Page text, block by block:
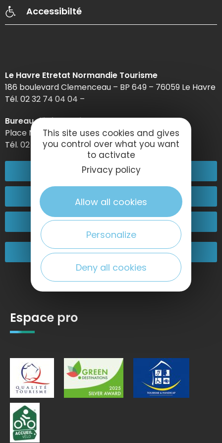
Accessibilté
Le Havre Etretat Normandie Tourisme
186 boulevard Clemenceau – BP 649 – 76059 Le Havre
Tél. 02 32 74 04 04 –
Bureau d’information d’Etretat
Place Maurice Guillard – 76790 Étretat
Tél. 02 35 27 05 21
02 32 74 04 04
Contactez-nous
Passez nous voir !
Nos engagements
Espace pro
This site uses cookies and gives
you control over what you want
to activate
Privacy policy
Allow all cookies
Personalize
Deny all cookies